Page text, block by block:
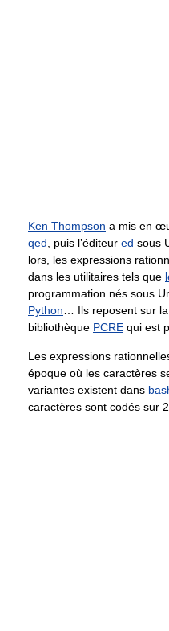
Ken Thompson a mis en
qed, puis l’éditeur ed sous
lors, les expressions
dans les utilitaires tels que
programmation nés sous
Python… Ils reposent sur la
bibliothèque PCRE qui est
Les expressions
époque où les caractères
variantes existent dans
caractères sont codés sur